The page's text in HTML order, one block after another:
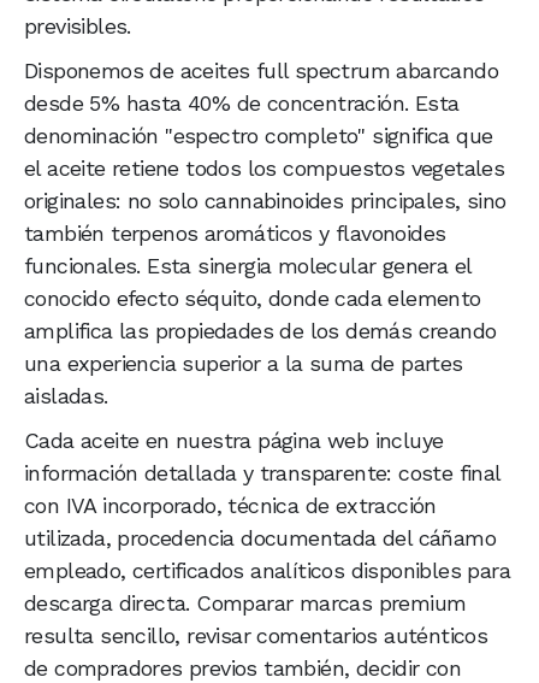
previsibles.
Disponemos de aceites full spectrum abarcando
desde 5% hasta 40% de concentración. Esta
denominación "espectro completo" significa que
el aceite retiene todos los compuestos vegetales
originales: no solo cannabinoides principales, sino
también terpenos aromáticos y flavonoides
funcionales. Esta sinergia molecular genera el
conocido efecto séquito, donde cada elemento
amplifica las propiedades de los demás creando
una experiencia superior a la suma de partes
aisladas.
Cada aceite en nuestra página web incluye
información detallada y transparente: coste final
con IVA incorporado, técnica de extracción
utilizada, procedencia documentada del cáñamo
empleado, certificados analíticos disponibles para
descarga directa. Comparar marcas premium
resulta sencillo, revisar comentarios auténticos
de compradores previos también, decidir con